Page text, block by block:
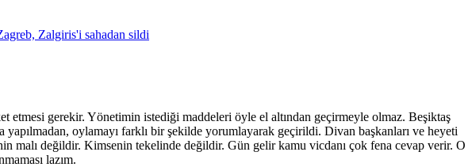
etmesi gerekir. Yönetimin istediği maddeleri öyle el altından geçirmeyle olmaz. Beşiktaş
yapılmadan, oylamayı farklı bir şekilde yorumlayarak geçirildi. Divan başkanları ve heyeti
malı değildir. Kimsenin tekelinde değildir. Gün gelir kamu vicdanı çok fena cevap verir. O
lazım.